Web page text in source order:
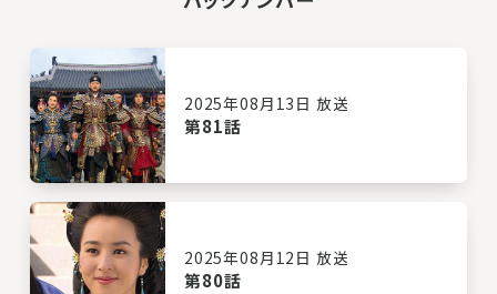
2025年08月13日 放送
第81話
2025年08月12日 放送
第80話